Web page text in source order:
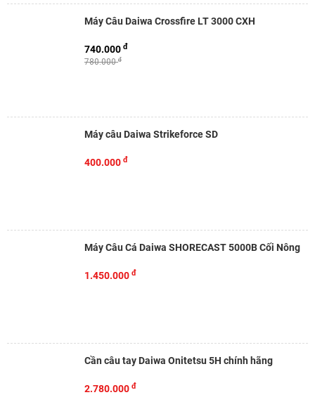
Máy Câu Daiwa Crossfire LT 3000 CXH
780.000đ
740.000 đ
Máy câu Daiwa Strikeforce SD
400.000 đ
Máy Câu Cá Daiwa SHORECAST 5000B Cối Nông
1.450.000 đ
Cần câu tay Daiwa Onitetsu 5H chính hãng
2.780.000 đ